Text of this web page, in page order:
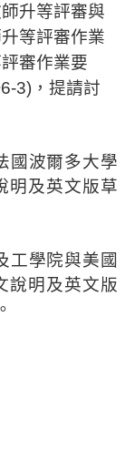
升等評審與
等評審作業
審作業要
3) ，提請討
國波爾多大學
明及英文版草
工學院與美國
說明及英文版
。